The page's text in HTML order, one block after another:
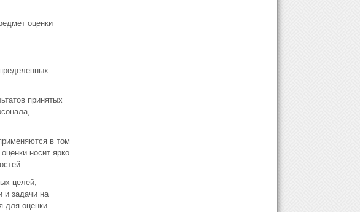
оценки
принятых
в том
носит ярко
целей,
и задачи на
для оценки